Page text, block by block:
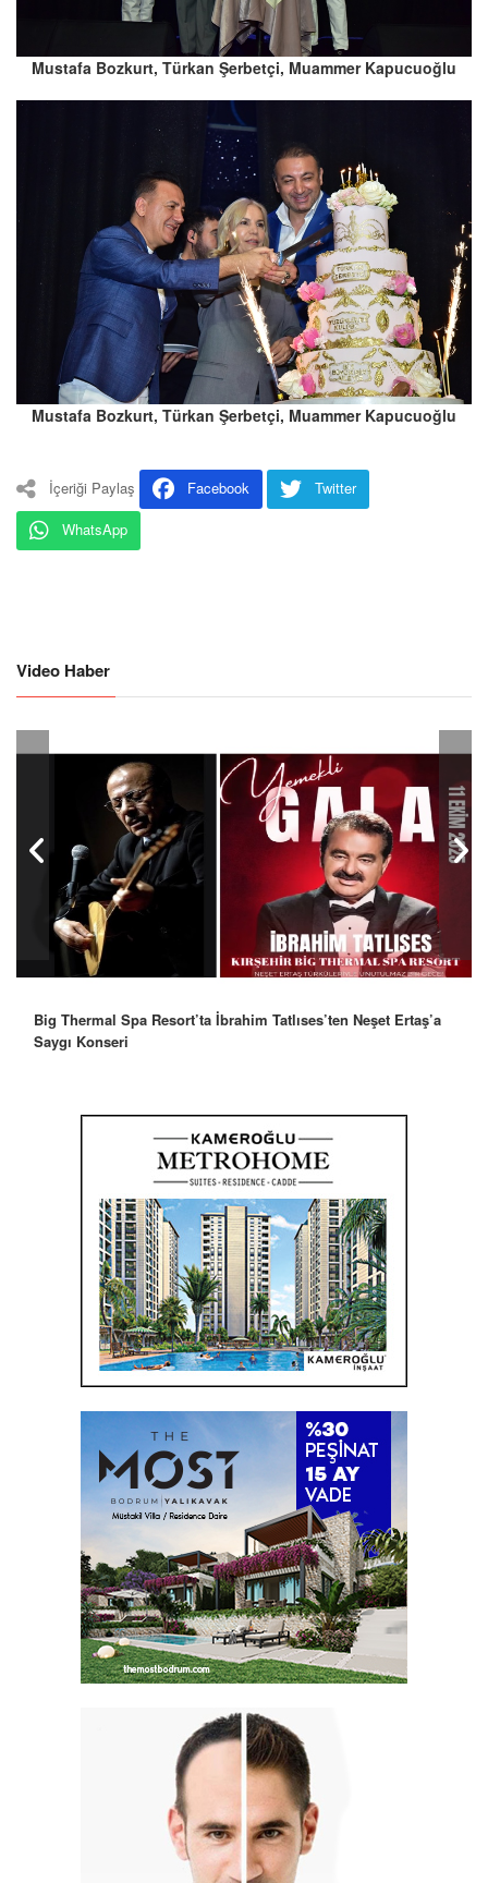
Mustafa Bozkurt, Türkan Şerbetçi, Muammer Kapucuoğlu
Mustafa Bozkurt, Türkan Şerbetçi, Muammer Kapucuoğlu
İçeriği Paylaş Facebook
Twitter
WhatsApp
Video Haber
Robbie Williams’tan İstanbul’a Mesaj: “Unutulmaz Bir Gece
Olacak”